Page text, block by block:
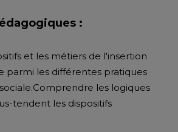
:
et les métiers de l'insertion
parmi les différentes pratiques
les logiques
tendent les dispositifs